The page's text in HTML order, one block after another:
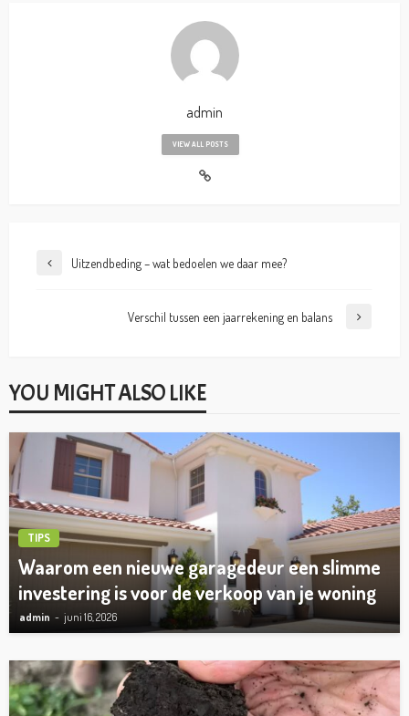
admin
VIEW ALL POSTS
Uitzendbeding – wat bedoelen we daar mee?
Verschil tussen een jaarrekening en balans
YOU MIGHT ALSO LIKE
TIPS
Waarom een nieuwe garagedeur een slimme
investering is voor de verkoop van je woning
admin juni 16, 2026